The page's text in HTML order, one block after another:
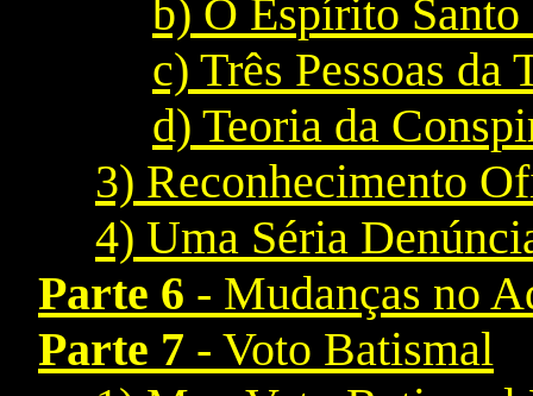
b) O Espírito Santo
c) Três Pessoas da
d) Teoria da
3) Reconhecimento
4) Uma Séria
Parte 6 - Mudanças no
Parte 7 - Voto Batismal